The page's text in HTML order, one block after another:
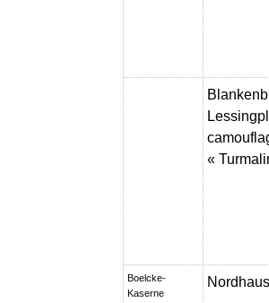
«
Boelcke-
Kaserne